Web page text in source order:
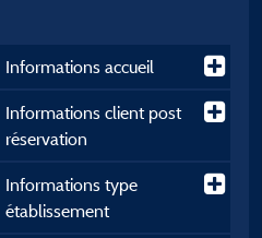
Informations accueil
Informations client post
réservation
Informations type
établissement